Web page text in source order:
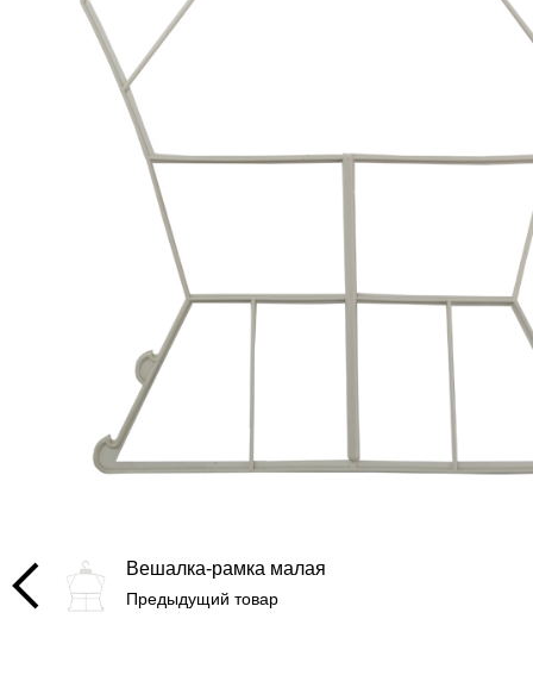
Вешалка-рамка малая
Предыдущий товар